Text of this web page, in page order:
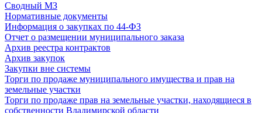
Сводный МЗ
Нормативные документы
Информация о закупках по 44-ФЗ
Отчет о размещении муниципального заказа
Архив реестра контрактов
Архив закупок
Закупки вне системы
Торги по продаже муниципального имущества и прав на
земельные участки
Торги по продаже прав на земельные участки, находящиеся в
собственности Владимирской области